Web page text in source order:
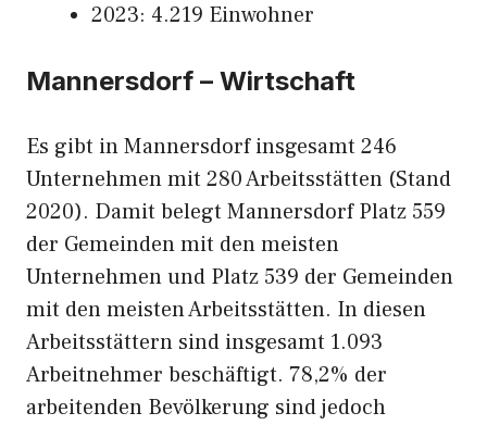
2023: 4.219 Einwohner
Mannersdorf – Wirtschaft
Es gibt in Mannersdorf insgesamt 246
Unternehmen mit 280 Arbeitsstätten (Stand
2020). Damit belegt Mannersdorf Platz 559
der Gemeinden mit den meisten
Unternehmen und Platz 539 der Gemeinden
mit den meisten Arbeitsstätten. In diesen
Arbeitsstättern sind insgesamt 1.093
Arbeitnehmer beschäftigt. 78,2% der
arbeitenden Bevölkerung sind jedoch